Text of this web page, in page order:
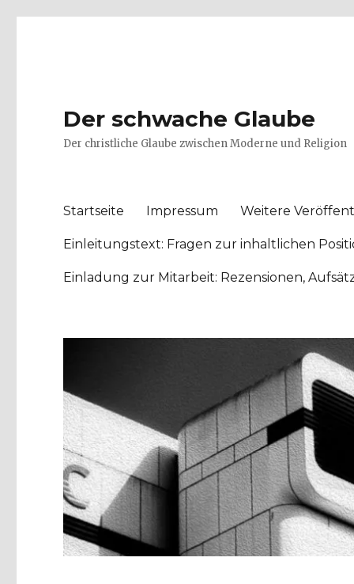
Der schwache Glaube
Der christliche Glaube zwischen Moderne und Religion
Startseite Impressum Weitere
Einleitungstext: Fragen zur inhaltlichen
Einladung zur Mitarbeit: Rezensionen,